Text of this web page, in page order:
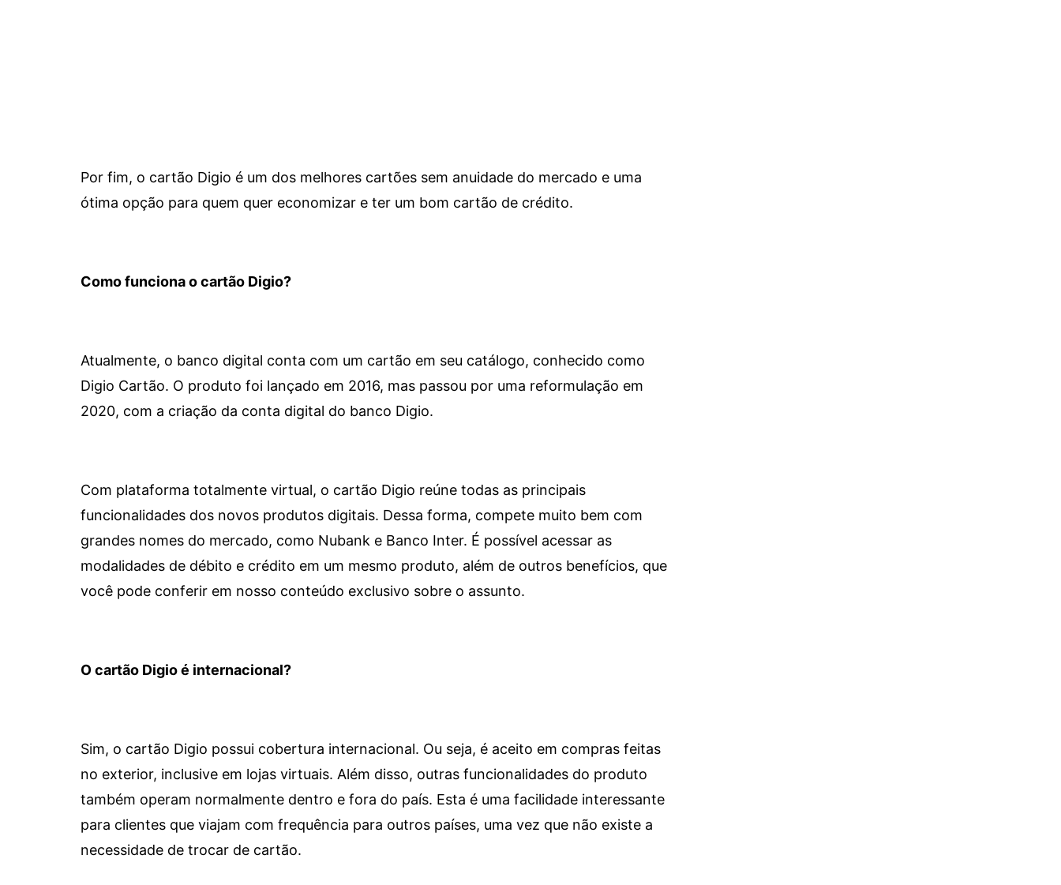
Por fim, o cartão Digio é um dos melhores cartões sem anuidade do mercado e uma
ótima opção para quem quer economizar e ter um bom cartão de crédito.
Como funciona o cartão Digio?
Atualmente, o banco digital conta com um cartão em seu catálogo, conhecido como
Digio Cartão. O produto foi lançado em 2016, mas passou por uma reformulação em
2020, com a criação da conta digital do banco Digio.
Com plataforma totalmente virtual, o cartão Digio reúne todas as principais
funcionalidades dos novos produtos digitais. Dessa forma, compete muito bem com
grandes nomes do mercado, como Nubank e Banco Inter. É possível acessar as
modalidades de débito e crédito em um mesmo produto, além de outros benefícios, que
você pode conferir em nosso conteúdo exclusivo sobre o assunto.
O cartão Digio é internacional?
Sim, o cartão Digio possui cobertura internacional. Ou seja, é aceito em compras feitas
no exterior, inclusive em lojas virtuais. Além disso, outras funcionalidades do produto
também operam normalmente dentro e fora do país. Esta é uma facilidade interessante
para clientes que viajam com frequência para outros países, uma vez que não existe a
necessidade de trocar de cartão.